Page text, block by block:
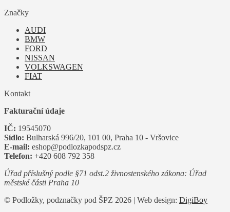
Značky
AUDI
BMW
FORD
NISSAN
VOLKSWAGEN
FIAT
Kontakt
Fakturační údaje
IČ: 19545070
Sídlo: Bulharská 996/20, 101 00, Praha 10 - Vršovice
E-mail: eshop@podlozkapodspz.cz
Telefon: +420 608 792 358
Úřad příslušný podle §71 odst.2 živnostenského zákona: Úřad
městské části Praha 10
© Podložky, podznačky pod ŠPZ 2026 | Web design: DigiBoy